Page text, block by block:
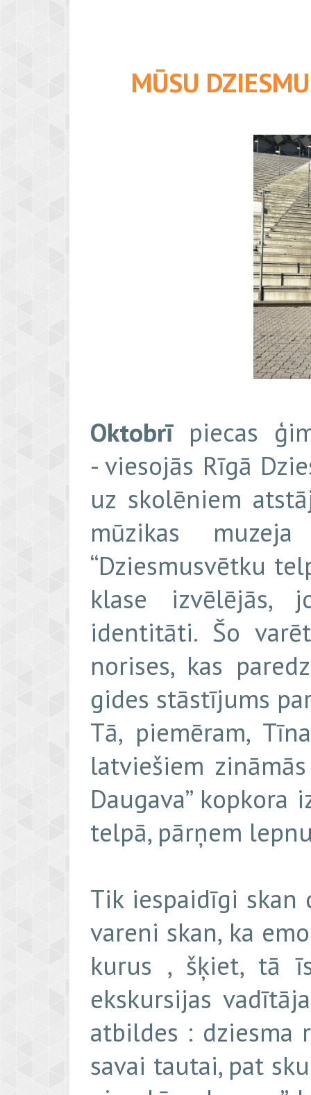
MŪSU
Oktobrīpiecas
- viesojās Rīgā
uz skolēniem
mūzikas
“Dziesmusvētku
klase izvēlējās,
identitāti. Šo
norises, kas
gides stāstījums
Tā, piemēram,
latviešiem
Daugava” kopkora
telpā, pārņem
Tik iespaidīgi skan
vareni skan, ka
kurus , šķiet, tā
ekskursijas
atbildes : dziesma
savai tautai, pat